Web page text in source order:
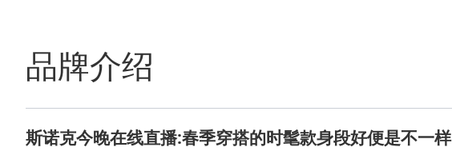
品牌介绍
斯诺克今晚在线直播:春季穿搭的时髦款身段好便是不一样